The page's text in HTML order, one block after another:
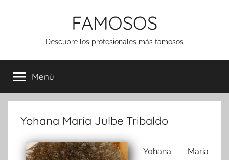
FAMOSOS
Descubre los profesionales más famosos
Menú
Yohana Maria Julbe Tribaldo
Yohana Maria